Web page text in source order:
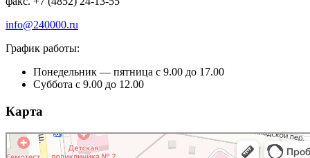
info@240000.ru
График работы:
Понедельник — пятница с 9.00 до 17.00
Суббота с 9.00 до 12.00
Карта